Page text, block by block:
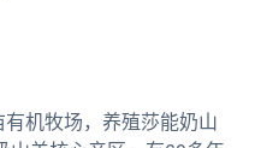
机牧场，养殖莎能奶山